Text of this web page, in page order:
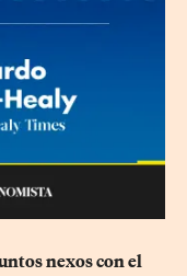
nexos con el